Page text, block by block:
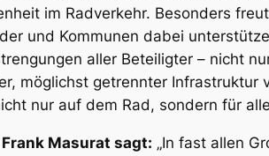
im Radverkehr. Besonders
und Kommunen dabei
aller Beteiligter – nicht
möglichst getrennter
nur auf dem Rad, sondern für
Masurat sagt: „In fast allen